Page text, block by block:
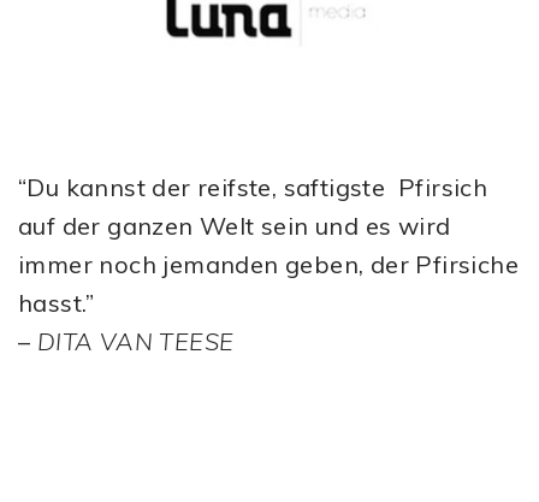
“Du kannst der reifste, saftigste Pfirsich
auf der ganzen Welt sein und es wird
immer noch jemanden geben, der Pfirsiche
hasst.”
– DITA VAN TEESE